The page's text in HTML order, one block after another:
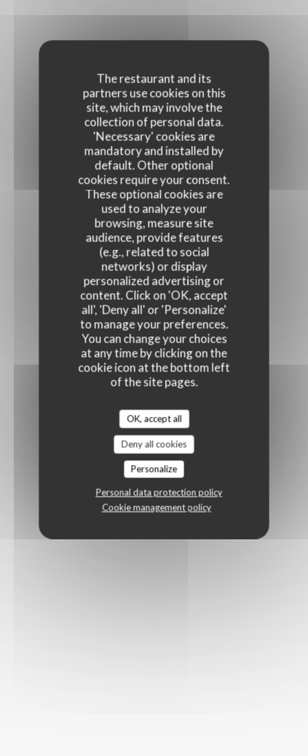
The restaurant and its
partners use cookies on this
site, which may involve the
collection of personal data.
'Necessary' cookies are
mandatory and installed by
default. Other optional
cookies require your consent.
These optional cookies are
used to analyze your
browsing, measure site
audience, provide features
(e.g., related to social
networks) or display
personalized advertising or
content. Click on 'OK, accept
all', 'Deny all' or 'Personalize'
to manage your preferences.
You can change your choices
at any time by clicking on the
cookie icon at the bottom left
of the site pages.
OK, accept all
Deny all cookies
Personalize
Personal data protection policy
Cookie management policy